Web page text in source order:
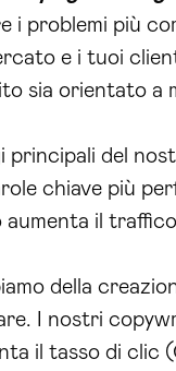
i problemi più
e i tuoi
sia orientato a
principali del
chiave più
aumenta il
della
I nostri
il tasso di clic